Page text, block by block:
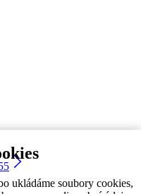
ukládáme soubory cookies,